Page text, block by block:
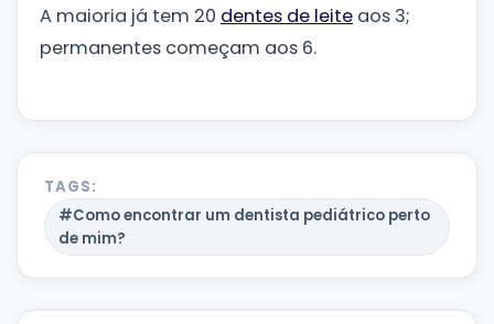
A maioria já tem 20 dentes de leite aos 3;
permanentes começam aos 6.
TAGS:
#Como encontrar um dentista pediátrico perto
de mim?